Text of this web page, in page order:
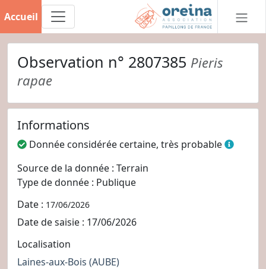
Accueil
Observation n° 2807385 Pieris
rapae
Informations
Donnée considérée certaine, très probable
Source de la donnée : Terrain
Type de donnée : Publique
Date : 17/06/2026
Date de saisie : 17/06/2026
Localisation
Laines-aux-Bois (AUBE)